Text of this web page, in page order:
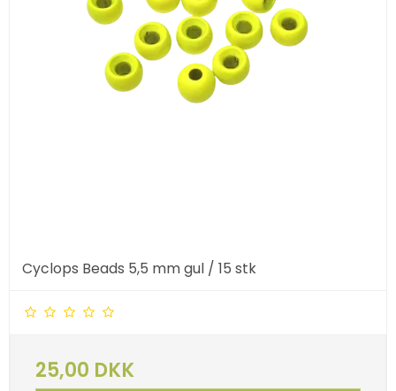
Cyclops Beads 5,5 mm gul / 15 stk
25,00 DKK